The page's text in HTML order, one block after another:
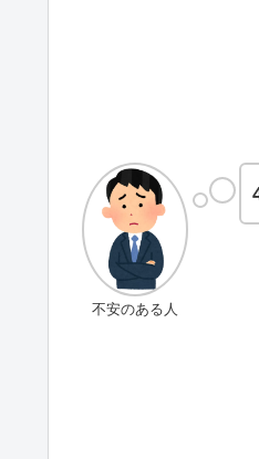
不安のある人